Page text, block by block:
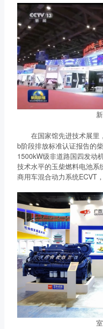
船电驻外营销中心、5个
玉柴芯蓝驻外销售大区、
31个服务与后市场驻外
市场部、6400多家服务
站、6000多家配件销售
网点；在亚洲、美洲、非
洲、欧洲等地设立了21
个销售大区、8个船电驻
外营销中心，490多家服
个服务网点
了解更多
获取更多帮助
联系我们
订购咨询
销售服务热线：
0775-3220350
24小时售后服务热线：
+86 95098
新能源产业及相关服务等
三大产业板块，在广西、
广东、江苏、安徽、湖
北、重庆、辽宁等地均有
产业基地布局。
了解更多
获取更多帮助
联系我们
订购咨询
销售服务热线：
24小时售后服务热线：
+86 95098
在国家馆先进技术展里
b阶段排放标准认证报告的
1500kW级非道路国四发动
技术水平的玉柴燃料电池系
商用车混合动力系统ECVT